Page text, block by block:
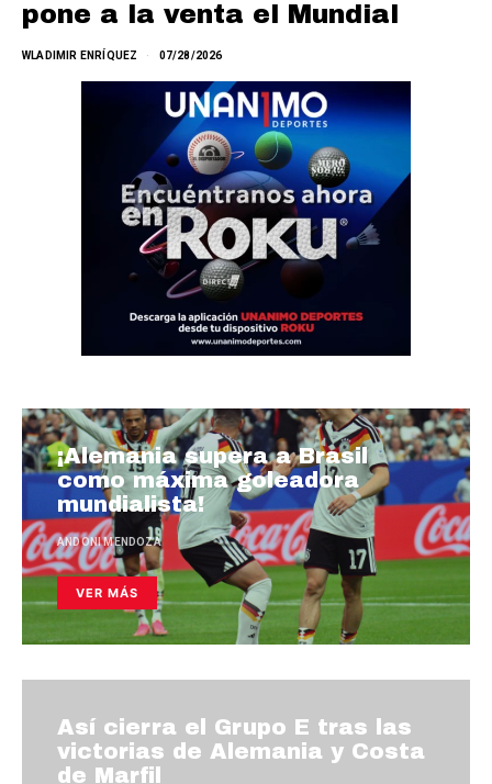
pone a la venta el Mundial
WLADIMIR ENRÍQUEZ 07/28/2026
¡Alemania supera a Brasil
como máxima goleadora
mundialista!
ANDONI MENDOZA
VER MÁS
Así cierra el Grupo E tras las
victorias de Alemania y Costa
de Marfil